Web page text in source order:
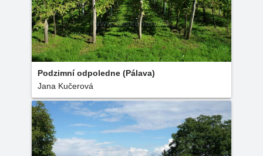
Podzimní odpoledne (Pálava)
Jana Kučerová